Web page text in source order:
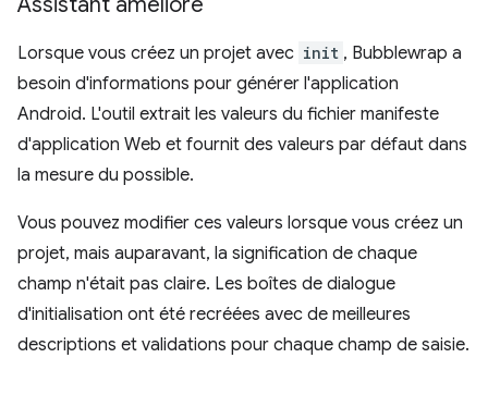
Lorsque vous créez un projet avec init , Bubblewrap a
besoin d'informations pour générer l'application
Android. L'outil extrait les valeurs du fichier manifeste
d'application Web et fournit des valeurs par défaut dans
la mesure du possible.
Vous pouvez modifier ces valeurs lorsque vous créez un
projet, mais auparavant, la signification de chaque
champ n'était pas claire. Les boîtes de dialogue
d'initialisation ont été recréées avec de meilleures
descriptions et validations pour chaque champ de saisie.